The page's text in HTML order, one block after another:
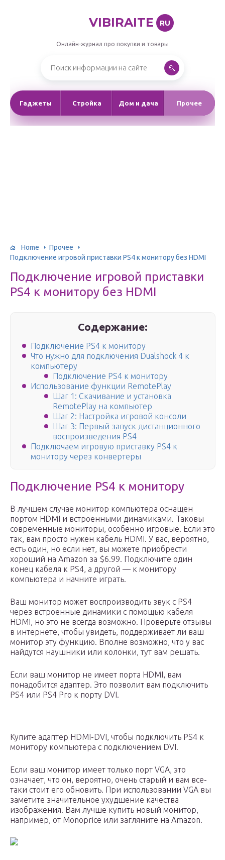
VIBIRAITE RU
Онлайн-журнал про покупки и товары
Гаджеты Стройка Дом и дача Прочее
Home
Прочее
Подключение игровой приставки PS4 к монитору без HDMI
Подключение игровой приставки
PS4 к монитору без HDMI
Содержание:
Подключение PS4 к монитору
Что нужно для подключения Dualshock 4 к
компьютеру
Подключение PS4 к монитору
Использование функции RemotePlay
Шаг 1: Скачивание и установка
RemotePlay на компьютер
Шаг 2: Настройка игровой консоли
Шаг 3: Первый запуск дистанционного
воспроизведения PS4
Подключаем игровую приставку PS4 к
монитору через конвертеры
Подключение PS4 к монитору
В лучшем случае монитор компьютера оснащен
портом HDMI и встроенными динамиками. Таковы
современные мониторы, особенно игровые. Если это
так, вам просто нужен кабель HDMI. У вас, вероятно,
есть один, но если нет, вы можете приобрести
хороший на Amazon за $6.99. Подключите один
конец кабеля к PS4, а другой — к монитору
компьютера и начните играть.
Ваш монитор может воспроизводить звук с PS4
через встроенные динамики с помощью кабеля
HDMI, но это не всегда возможно. Проверьте отзывы
в интернете, чтобы увидеть, поддерживает ли ваш
монитор эту функцию. Вполне возможно, что у вас
найдутся наушники или колонки, тут вам решать.
Если ваш монитор не имеет порта HDMI, вам
понадобится адаптер. Это позволит вам подключить
PS4 или PS4 Pro к порту DVI.
Купите адаптер HDMI-DVI, чтобы подключить PS4 к
монитору компьютера с подключением DVI.
Если ваш монитор имеет только порт VGA, это
означает, что он, вероятно, очень старый и вам все-
таки стоит его обновить. При использовании VGA вы
заметите значительное ухудшение качества
изображения. Вам лучше купить новый монитор,
например, от Monoprice или загляните на Amazon.